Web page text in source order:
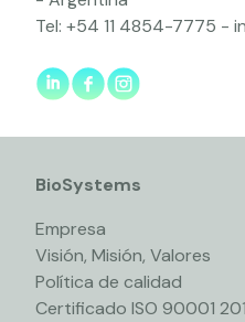
Tel: +54 11 4854-7775 -
BioSystems
Empresa
Visión, Misión, Valores
Política de calidad
Certificado ISO 90001